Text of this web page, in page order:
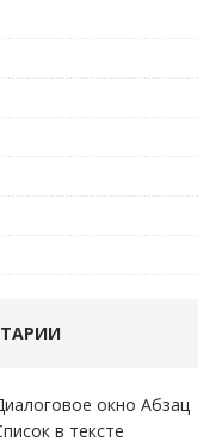
окно Абзац
в тексте